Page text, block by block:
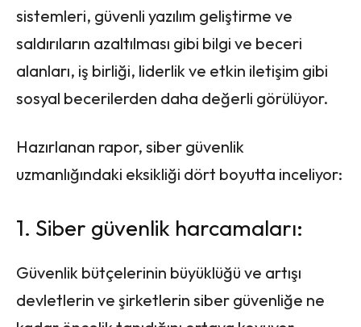
sistemleri, güvenli yazılım geliştirme ve
saldırıların azaltılması gibi bilgi ve beceri
alanları, iş birliği, liderlik ve etkin iletişim gibi
sosyal becerilerden daha değerli görülüyor.
Hazırlanan rapor, siber güvenlik
uzmanlığındaki eksikliği dört boyutta inceliyor:
1. Siber güvenlik harcamaları:
Güvenlik bütçelerinin büyüklüğü ve artışı
devletlerin ve şirketlerin siber güvenliğe ne